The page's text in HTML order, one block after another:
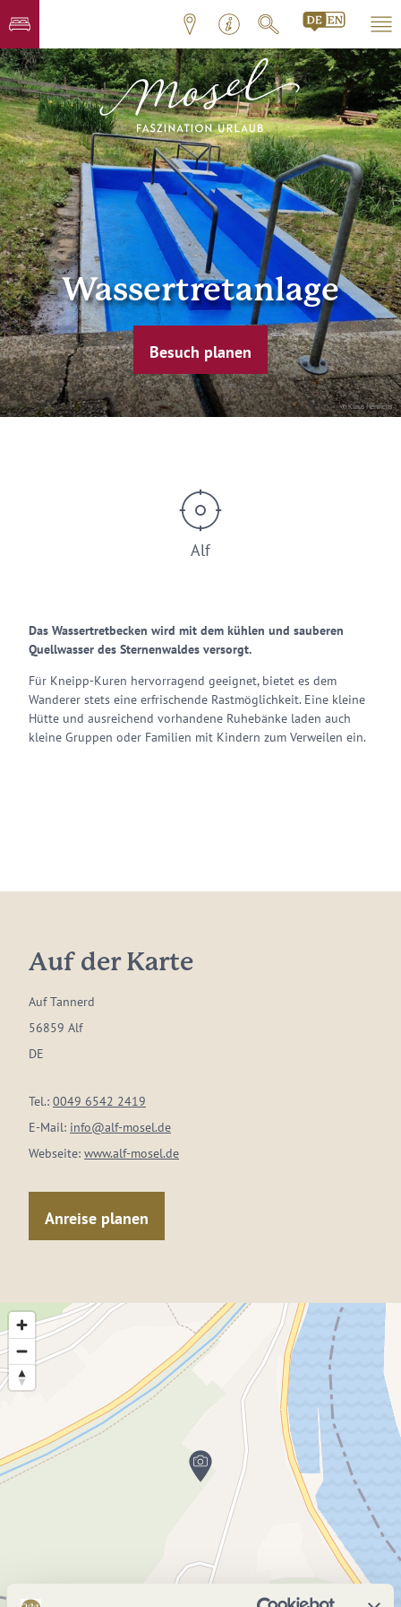
© Klaus Henrichs
Wassertretanlage
Besuch planen
Alf
Das Wassertretbecken wird mit dem kühlen und sauberen
Quellwasser des Sternenwaldes versorgt.
Für Kneipp-Kuren hervorragend geeignet, bietet es dem
Wanderer stets eine erfrischende Rastmöglichkeit. Eine kleine
Hütte und ausreichend vorhandene Ruhebänke laden auch
kleine Gruppen oder Familien mit Kindern zum Verweilen ein.
Auf der Karte
Auf Tannerd
56859 Alf
DE
Tel.: 0049 6542 2419
E-Mail: info@alf-mosel.de
Webseite: www.alf-mosel.de
Anreise planen